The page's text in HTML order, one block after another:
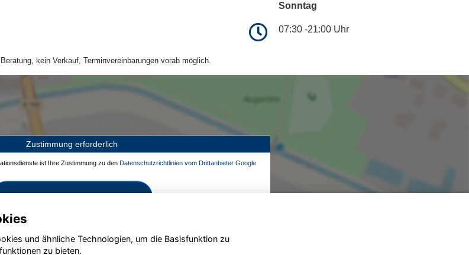
Sonntag
07:30 -21:00 Uhr
kein Verkauf, Terminvereinbarungen vorab möglich.
Zustimmung erforderlich
ist Ihre Zustimmung zu den Datenschutzrichtlinien vom Drittanbieter Google
und ähnliche Technologien, um die Basisfunktion zu
zu bieten.